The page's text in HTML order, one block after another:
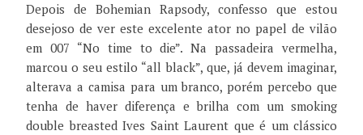
Depois de Bohemian Rapsody, confesso que estou
desejoso de ver este excelente ator no papel de vilão
em 007 “No time to die”. Na passadeira vermelha,
marcou o seu estilo “all black”, que, já devem imaginar,
alterava a camisa para um branco, porém percebo que
tenha de haver diferença e brilha com um smoking
double breasted Ives Saint Laurent que é um clássico